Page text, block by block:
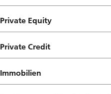
Private Equity
Private Credit
Immobilien